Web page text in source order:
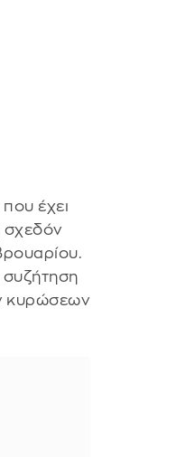
έχει
σχεδόν
συζήτηση
κυρώσεων